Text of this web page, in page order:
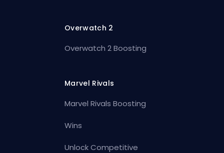
Overwatch 2
Overwatch 2 Boosting
Marvel Rivals
Marvel Rivals Boosting
Wins
Unlock Competitive